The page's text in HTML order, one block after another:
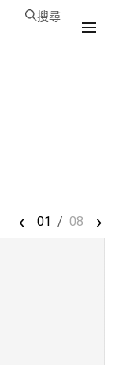
搜尋
‹ 01 / 08 ›